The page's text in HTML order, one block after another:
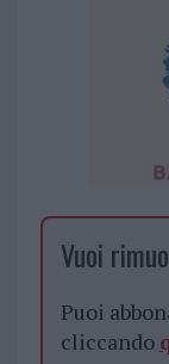
Vuoi
Puoi
cliccando